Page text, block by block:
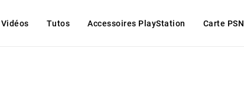
Tutos Accessoires PlayStation Carte PSN